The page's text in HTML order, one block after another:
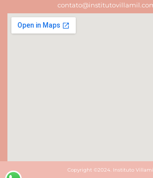
Copyright ©2024. Instituto